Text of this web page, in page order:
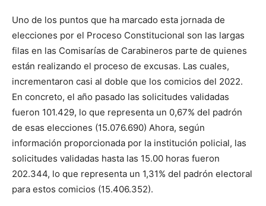
Uno de los puntos que ha marcado esta jornada de
elecciones por el Proceso Constitucional son las largas
filas en las Comisarías de Carabineros parte de quienes
están realizando el proceso de excusas. Las cuales,
incrementaron casi al doble que los comicios del 2022.
En concreto, el año pasado las solicitudes validadas
fueron 101.429, lo que representa un 0,67% del padrón
de esas elecciones (15.076.690) Ahora, según
información proporcionada por la institución policial, las
solicitudes validadas hasta las 15.00 horas fueron
202.344, lo que representa un 1,31% del padrón electoral
para estos comicios (15.406.352).